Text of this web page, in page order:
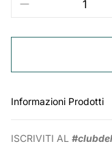
Informazioni Prodotti
ISCRIVITI AL